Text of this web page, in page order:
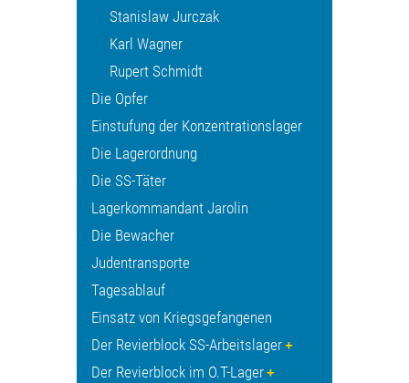
Stanislaw Jurczak
Karl Wagner
Rupert Schmidt
Die Opfer
Einstufung der Konzentrationslager
Die Lagerordnung
Die SS-Täter
Lagerkommandant Jarolin
Die Bewacher
Judentransporte
Tagesablauf
Einsatz von Kriegsgefangenen
Der Revierblock SS-Arbeitslager
Der Revierblock im O.T-Lager